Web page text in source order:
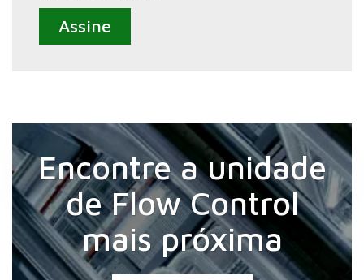
Assine
Encontre a unidade
de Flow Control
mais próxima